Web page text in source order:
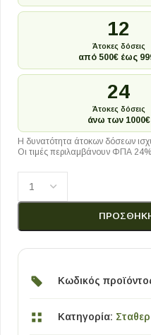
12
Άτοκες δόσεις
από 500€ έως
24
Άτοκες δόσεις
άνω των 1000€
Η δυνατότητα άτοκων δόσεων
Οι τιμές περιλαμβάνουν ΦΠΑ
Κωδικός
Κατηγορία: